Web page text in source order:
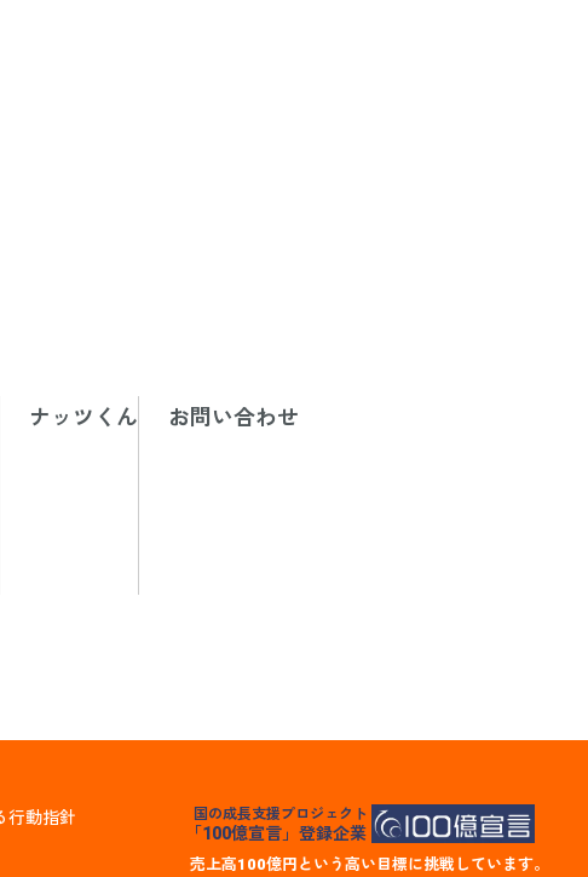
ナッツくん お問い合わせ
行動指針 国の成長支援プロジェクト
「100億宣言」登録企業
売上高100億円という高い目標に挑戦しています。